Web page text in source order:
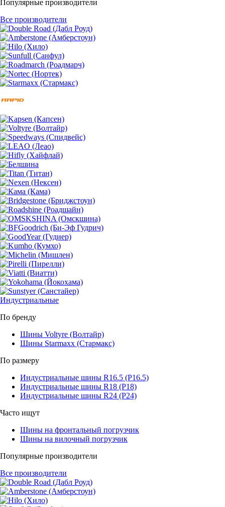
Популярные производители
Все производители
Индустриальные
По бренду
Шины Voltyre (Волтайр)
Шины Starmaxx (Стармакс)
По размеру
Индустриальные шины R16.5 (Р16.5)
Индустриальные шины R18 (Р18)
Индустриальные шины R24 (Р24)
Часто ищут
Шины на фронтальный погрузчик
Шины на вилочный погрузчик
Популярные производители
Все производители